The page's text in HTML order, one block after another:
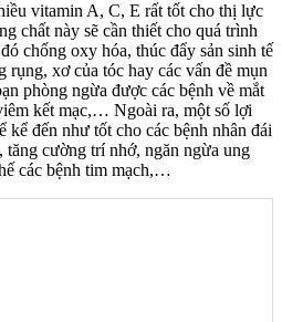
vitamin A, C, E rất tốt cho thị lực
chất này sẽ cần thiết cho quá trình
chống oxy hóa, thúc đẩy sản sinh tế
rụng, xơ của tóc hay các vấn đề mụn
phòng ngừa được các bệnh về mắt
kết mạc,… Ngoài ra, một số lợi
kể đến như tốt cho các bệnh nhân đái
tăng cường trí nhớ, ngăn ngừa ung
các bệnh tim mạch,…